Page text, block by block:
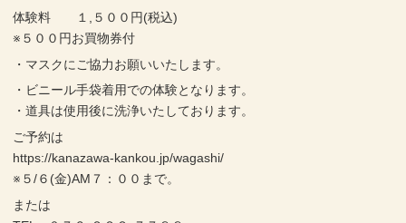
体験料 １,５００円(税込)
※５００円お買物券付
・マスクにご協力お願いいたします。
・ビニール手袋着用での体験となります。
・道具は使用後に洗浄いたしております。
ご予約は
https://kanazawa-kankou.jp/wagashi/
※５/６(金)AM７：００まで。
または